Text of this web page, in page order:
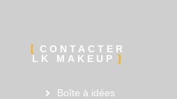
CONTACTER
LK MAKEUP
Boîte à idées